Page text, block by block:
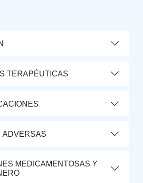
TERAPÉUTICAS
ADVERSAS
MEDICAMENTOSAS Y